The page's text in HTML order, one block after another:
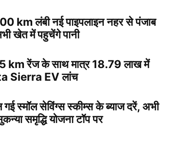
km लंबी नई पाइपलाइन नहर से पंजाब
खेत में पहुचेंगे पानी
km रेंज के साथ मात्र 18.79 लाख में
Sierra EV लांच
गई स्मॉल सेविंग्स स्कीम्स के ब्याज दरें, अभी
समृद्धि योजना टॉप पर